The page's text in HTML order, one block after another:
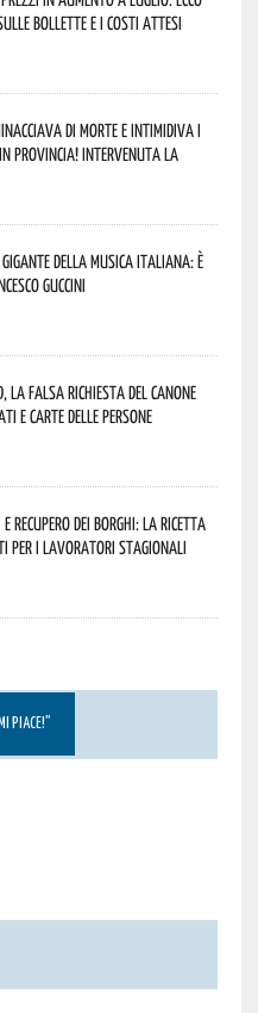
bollette e i costi attesi
di morte e intimidiva i
provincia! Intervenuta la
gigante della musica italiana: è
Guccini
la falsa richiesta del canone
e carte delle persone
e recupero dei borghi: la ricetta
per i lavoratori stagionali
PIACE!”